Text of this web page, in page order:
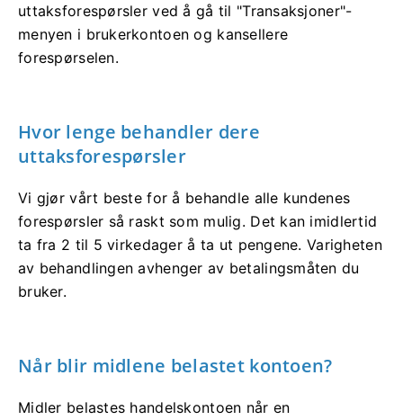
uttaksforespørsler ved å gå til "Transaksjoner"-
menyen i brukerkontoen og kansellere
forespørselen.
Hvor lenge behandler dere
uttaksforespørsler
Vi gjør vårt beste for å behandle alle kundenes
forespørsler så raskt som mulig. Det kan imidlertid
ta fra 2 til 5 virkedager å ta ut pengene. Varigheten
av behandlingen avhenger av betalingsmåten du
bruker.
Når blir midlene belastet kontoen?
Midler belastes handelskontoen når en